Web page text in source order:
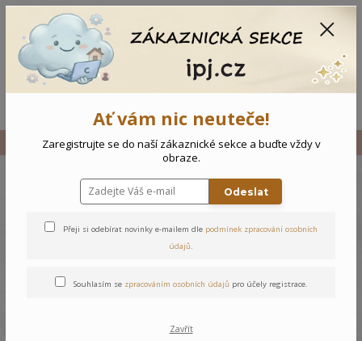
Vše Dětské šaty s šátečkem Motýlek
Dětské šaty s šátečkem
Motýlek
Ať vám nic neuteče!
Zaregistrujte se do naší zákaznické sekce a buďte vždy v
obraze.
Odeslat
Přeji si odebírat novinky e-mailem dle podmínek zpracování osobních
údajů.
Souhlasím se zpracováním osobních údajů pro účely registrace.
Zavřít